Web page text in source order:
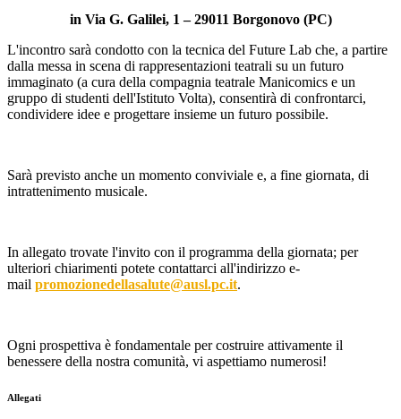
in Via G. Galilei, 1 – 29011 Borgonovo (PC)
L'incontro sarà condotto con la tecnica del Future Lab che, a partire
dalla messa in scena di rappresentazioni teatrali su un futuro
immaginato (a cura della compagnia teatrale Manicomics e un
gruppo di studenti dell'Istituto Volta), consentirà di confrontarci,
condividere idee e progettare insieme un futuro possibile.
Sarà previsto anche un momento conviviale e, a fine giornata, di
intrattenimento musicale.
In allegato trovate l'invito con il programma della giornata; per
ulteriori chiarimenti potete contattarci all'indirizzo e-
mail promozionedellasalute@ausl.pc.it.
Ogni prospettiva è fondamentale per costruire attivamente il
benessere della nostra comunità, vi aspettiamo numerosi!
Allegati